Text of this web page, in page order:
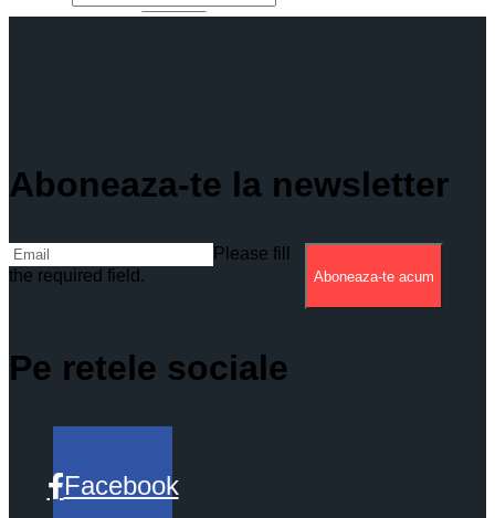
Aboneaza-te la newsletter
Please fill
the required field.
Aboneaza-te acum
Pe retele sociale
Facebook